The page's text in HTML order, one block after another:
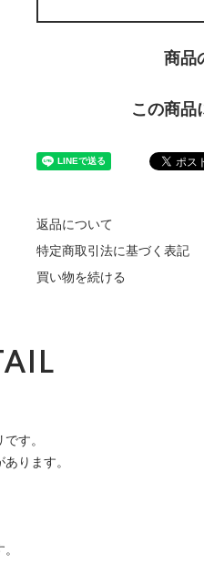
商品
この商品
返品について
特定商取引法に基づく表記
買い物を続ける
す。
ります。